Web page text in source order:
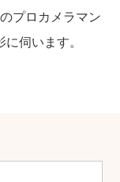
プロカメラマン
伺います。